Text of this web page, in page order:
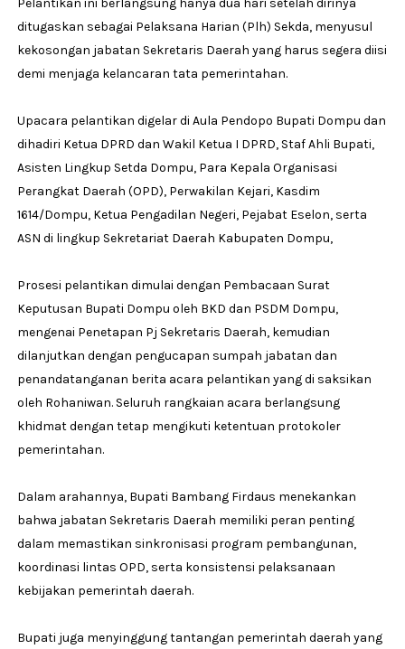
Pelantikan ini berlangsung hanya dua hari setelah dirinya
ditugaskan sebagai Pelaksana Harian (Plh) Sekda, menyusul
kekosongan jabatan Sekretaris Daerah yang harus segera diisi
demi menjaga kelancaran tata pemerintahan.
Upacara pelantikan digelar di Aula Pendopo Bupati Dompu dan
dihadiri Ketua DPRD dan Wakil Ketua I DPRD, Staf Ahli Bupati,
Asisten Lingkup Setda Dompu, Para Kepala Organisasi
Perangkat Daerah (OPD), Perwakilan Kejari, Kasdim
1614/Dompu, Ketua Pengadilan Negeri, Pejabat Eselon, serta
ASN di lingkup Sekretariat Daerah Kabupaten Dompu,
Prosesi pelantikan dimulai dengan Pembacaan Surat
Keputusan Bupati Dompu oleh BKD dan PSDM Dompu,
mengenai Penetapan Pj Sekretaris Daerah, kemudian
dilanjutkan dengan pengucapan sumpah jabatan dan
penandatanganan berita acara pelantikan yang di saksikan
oleh Rohaniwan. Seluruh rangkaian acara berlangsung
khidmat dengan tetap mengikuti ketentuan protokoler
pemerintahan.
Dalam arahannya, Bupati Bambang Firdaus menekankan
bahwa jabatan Sekretaris Daerah memiliki peran penting
dalam memastikan sinkronisasi program pembangunan,
koordinasi lintas OPD, serta konsistensi pelaksanaan
kebijakan pemerintah daerah.
Bupati juga menyinggung tantangan pemerintah daerah yang